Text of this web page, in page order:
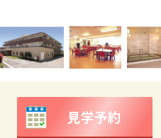
見学予約